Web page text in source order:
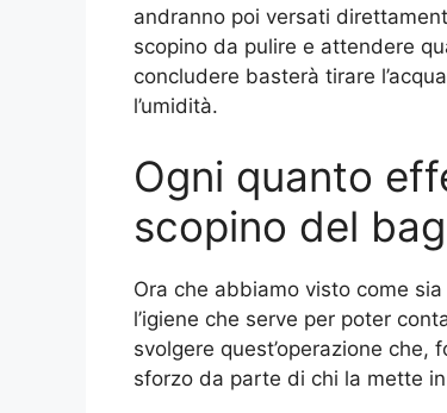
andranno poi versati
scopino da pulire e attendere
concludere basterà tirare
l’umidità.
Ogni quanto
scopino del
Ora che abbiamo visto come
l’igiene che serve per poter
svolgere quest’operazione che,
sforzo da parte di chi la mette